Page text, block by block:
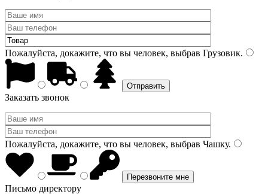
Пожалуйста, докажите, что вы человек, выбрав Грузовик.
Заказать звонок
Пожалуйста, докажите, что вы человек, выбрав Чашку.
Письмо директору